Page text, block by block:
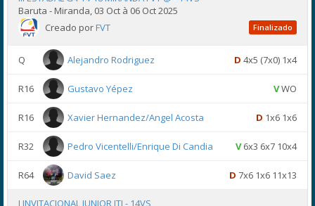
Baruta - Miranda, 03 Oct à 06 Oct 2025
Creado porFVT Finalizado
Q Alejandro Rodriguez D 4x5 (7x0) 1x4
R16 Gustavo Yépez VWO
R16 Xavier Hernandez/Angel Acosta D 1x6 1x6
R32 Pedro Vicentelli/Enrique Di Candia V6x3 6x7 10x4
R64 David Saez D 7x6 1x6 11x13
I INVITACIONAL JUNIOR JTI - 14VS